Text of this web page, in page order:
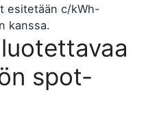
esitetään c/kWh-
kanssa.
spot-